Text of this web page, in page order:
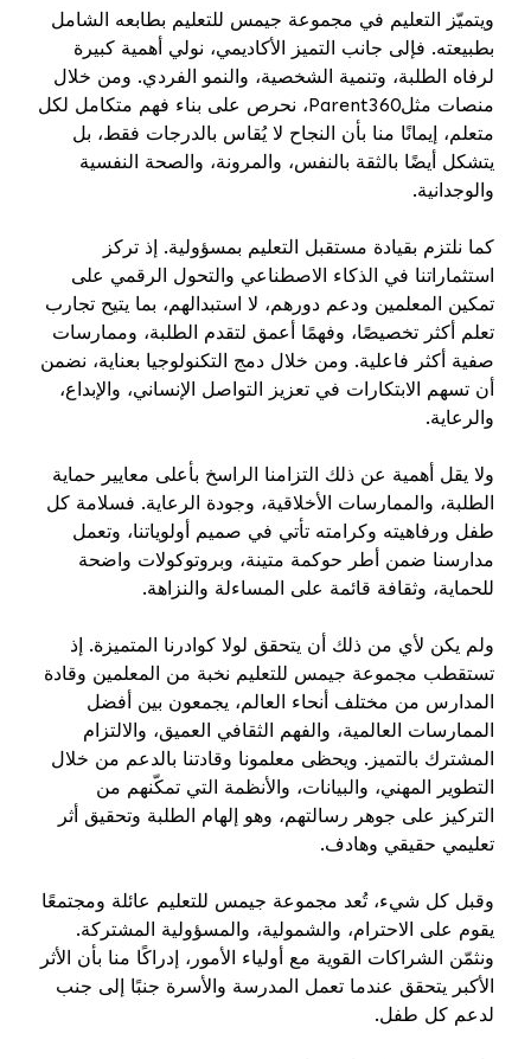
ويتميّز التعليم في مجموعة جيمس للتعليم بطابعه الشامل
بطبيعته. فإلى جانب التميز الأكاديمي، نولي أهمية كبيرة
لرفاه الطلبة، وتنمية الشخصية، والنمو الفردي. ومن خلال
منصات مثلParent360، نحرص على بناء فهم متكامل لكل
متعلم، إيمانًا منا بأن النجاح لا يُقاس بالدرجات فقط، بل
يتشكل أيضًا بالثقة بالنفس، والمرونة، والصحة النفسية
والوجدانية.
كما نلتزم بقيادة مستقبل التعليم بمسؤولية. إذ تركز
استثماراتنا في الذكاء الاصطناعي والتحول الرقمي على
تمكين المعلمين ودعم دورهم، لا استبدالهم، بما يتيح تجارب
تعلم أكثر تخصيصًا، وفهمًا أعمق لتقدم الطلبة، وممارسات
صفية أكثر فاعلية. ومن خلال دمج التكنولوجيا بعناية، نضمن
أن تسهم الابتكارات في تعزيز التواصل الإنساني، والإبداع،
والرعاية.
ولا يقل أهمية عن ذلك التزامنا الراسخ بأعلى معايير حماية
الطلبة، والممارسات الأخلاقية، وجودة الرعاية. فسلامة كل
طفل ورفاهيته وكرامته تأتي في صميم أولوياتنا، وتعمل
مدارسنا ضمن أطر حوكمة متينة، وبروتوكولات واضحة
للحماية، وثقافة قائمة على المساءلة والنزاهة.
ولم يكن لأي من ذلك أن يتحقق لولا كوادرنا المتميزة. إذ
تستقطب مجموعة جيمس للتعليم نخبة من المعلمين وقادة
المدارس من مختلف أنحاء العالم، يجمعون بين أفضل
الممارسات العالمية، والفهم الثقافي العميق، والالتزام
المشترك بالتميز. ويحظى معلمونا وقادتنا بالدعم من خلال
التطوير المهني، والبيانات، والأنظمة التي تمكّنهم من
التركيز على جوهر رسالتهم، وهو إلهام الطلبة وتحقيق أثر
تعليمي حقيقي وهادف.
وقبل كل شيء، تُعد مجموعة جيمس للتعليم عائلة ومجتمعًا
يقوم على الاحترام، والشمولية، والمسؤولية المشتركة.
ونثمّن الشراكات القوية مع أولياء الأمور، إدراكًا منا بأن الأثر
الأكبر يتحقق عندما تعمل المدرسة والأسرة جنبًا إلى جنب
لدعم كل طفل.